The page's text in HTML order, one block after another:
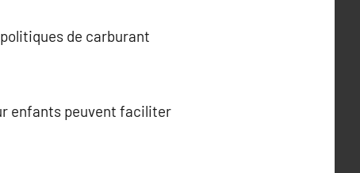
de carburant
enfants peuvent faciliter